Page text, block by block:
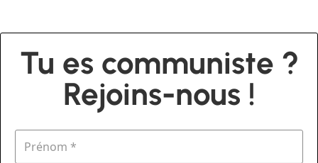
Tu es communiste ?
Rejoins-nous !